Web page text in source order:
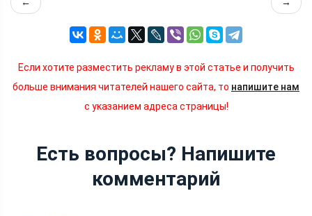
Если хотите разместить рекламу в этой статье и получить
больше внимания читателей нашего сайта, то напишите нам
с указанием адреса страницы!
Есть вопросы? Напишите
комментарий